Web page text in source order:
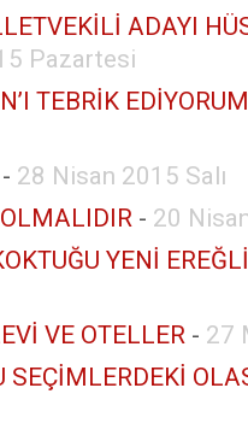
ADAYI
Pazartesi
TEBRİK
- 28 Nisan 2015 Salı
- 20
YENİ
VE OTELLER - 27